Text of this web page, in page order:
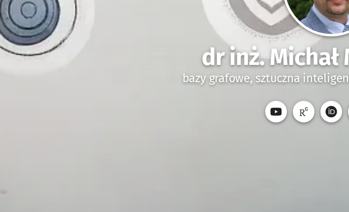
dr inż.
bazy grafowe, sztuczna